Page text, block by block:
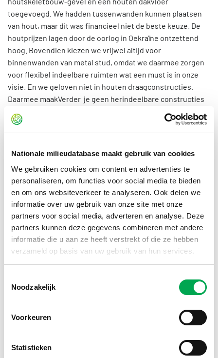
Nationale milieudatabase maakt gebruik van cookies
We gebruiken cookies om content en advertenties te
personaliseren, om functies voor social media te bieden
en om ons websiteverkeer te analyseren. Ook delen we
informatie over uw gebruik van onze site met onze
partners voor social media, adverteren en analyse. Deze
partners kunnen deze gegevens combineren met andere
informatie die u aan ze heeft verstrekt of die ze hebben
verzameld op basis van uw gebruik van hun services.
Noodzakelijk
Voorkeuren
Statistieken
toegevoegd. We hadden tussenwanden kunnen plaatsen
van hout, maar dit was financieel niet de beste keuze. De
houtprijzen lagen door de oorlog in Oekraïne ontzettend
hoog. Bovendien kiezen we vrijwel altijd voor
binnenwanden van metal stud, omdat we daarmee zorgen
voor flexibel indeelbare ruimten wat een must is in onze
visie. En we geloven niet in houten draagconstructies.
Daarmee maakVerder je geen herindeelbare constructies